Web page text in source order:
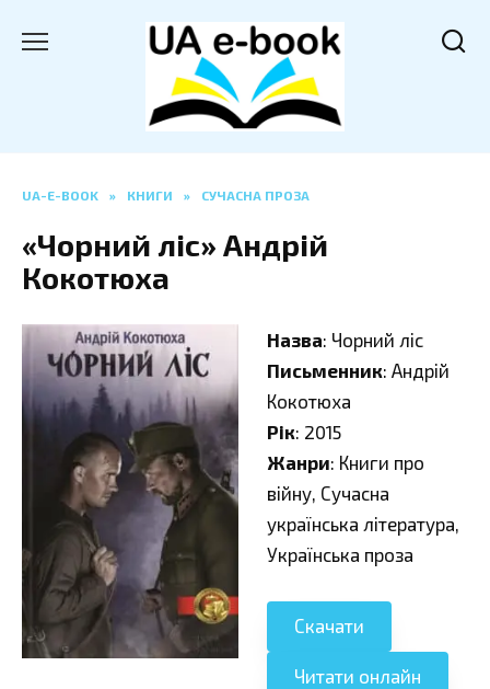
UA-E-BOOK » КНИГИ » СУЧАСНА ПРОЗА
«Чорний ліс» Андрій
Кокотюха
Назва: Чорний ліс
Письменник: Андрій
Кокотюха
Рік: 2015
Жанри: Книги про
війну, Сучасна
українська література,
Українська проза
Скачати
Читати онлайн